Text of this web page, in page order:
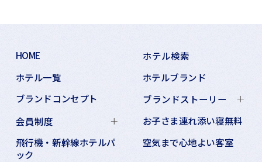
HOME
ホテル検索
ホテル一覧
ホテルブランド
ブランドコンセプト
ブランドストーリー
会員制度
お子さま連れ添い寝無料
飛行機・新幹線ホテルパ
ック
空気まで心地よい客室